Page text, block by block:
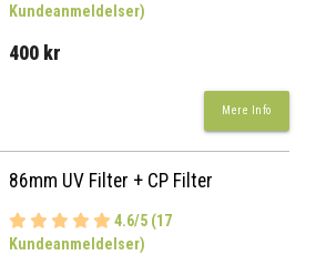
Kundeanmeldelser)
400 kr
Mere Info
86mm UV Filter + CP Filter
4.6/5 (17
Kundeanmeldelser)